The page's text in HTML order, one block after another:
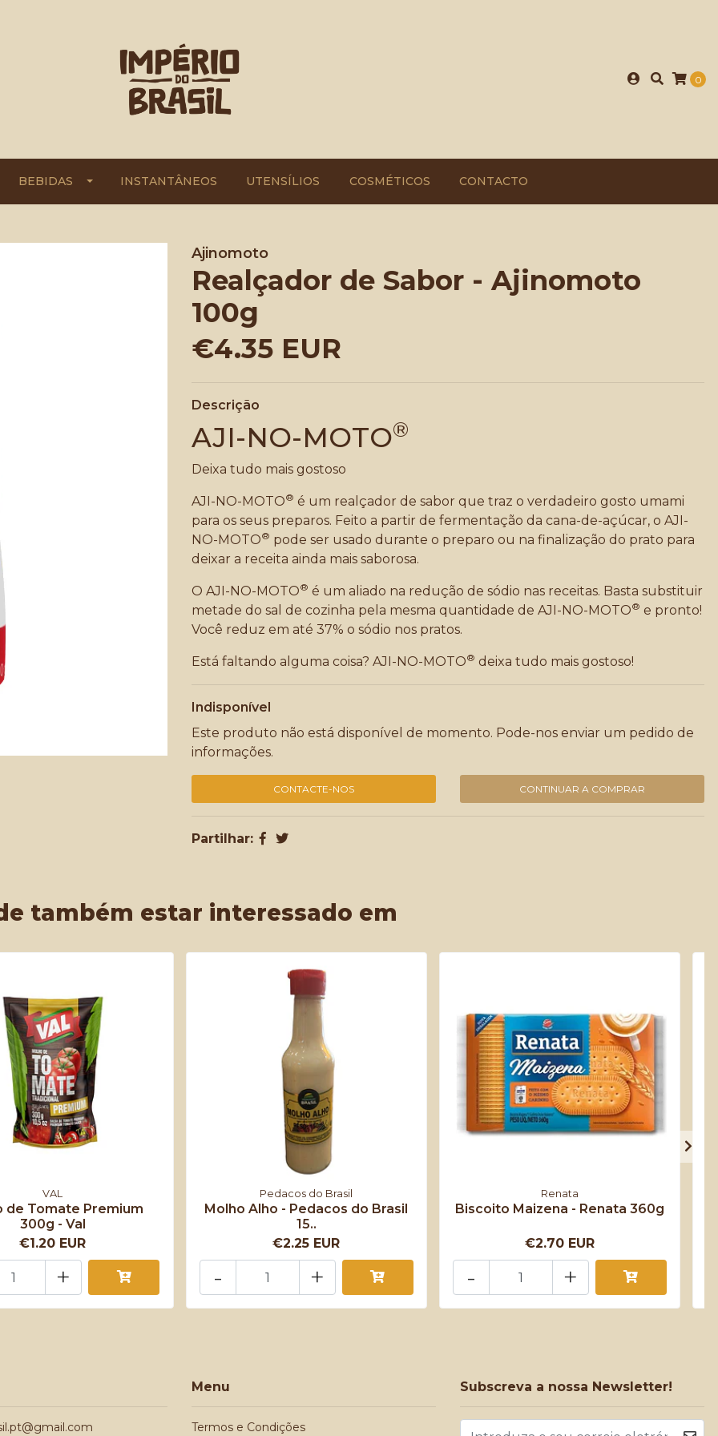
0
BEBIDAS INSTANTÂNEOS UTENSÍLIOS COSMÉTICOS CONTACTO
Ajinomoto
Realçador de Sabor - Ajinomoto
100g
€4.35 EUR
Descrição
AJI-NO-MOTO®
Deixa tudo mais gostoso
AJI-NO-MOTO® é um realçador de sabor que traz o verdadeiro gosto umami
para os seus preparos. Feito a partir de fermentação da cana-de-açúcar, o AJI-
NO-MOTO® pode ser usado durante o preparo ou na finalização do prato para
deixar a receita ainda mais saborosa.
O AJI-NO-MOTO® é um aliado na redução de sódio nas receitas. Basta substituir
metade do sal de cozinha pela mesma quantidade de AJI-NO-MOTO® e pronto!
Você reduz em até 37% o sódio nos pratos.
Está faltando alguma coisa? AJI-NO-MOTO® deixa tudo mais gostoso!
Indisponível
Este produto não está disponível de momento. Pode-nos enviar um pedido de
informações.
CONTACTE-NOS CONTINUAR A COMPRAR
Partilhar:
também estar interessado em
VAL
de Tomate Premium
300g - Val
€1.20 EUR
+
Pedacos do Brasil
Molho Alho - Pedacos do Brasil
15..
€2.25 EUR
+
-
Renata
Biscoito Maizena - Renata 360g
€2.70 EUR
+
-
Menu
Termos e Condições
Subscreva a nossa Newsletter!